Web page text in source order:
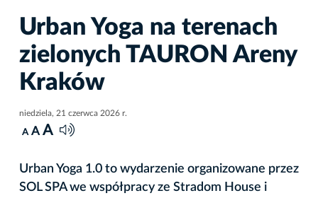
Urban Yoga na terenach
zielonych TAURON Areny
Kraków
niedziela, 21 czerwca 2026 r.
A A A
Urban Yoga 1.0 to wydarzenie organizowane przez
SOL SPA we współpracy ze Stradom House i